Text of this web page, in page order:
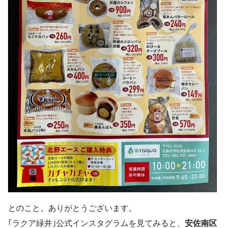
とのこと。ありがとうございます。
｢ラクア緑井｣公式インスタグラムを見てみると、 安佐南区